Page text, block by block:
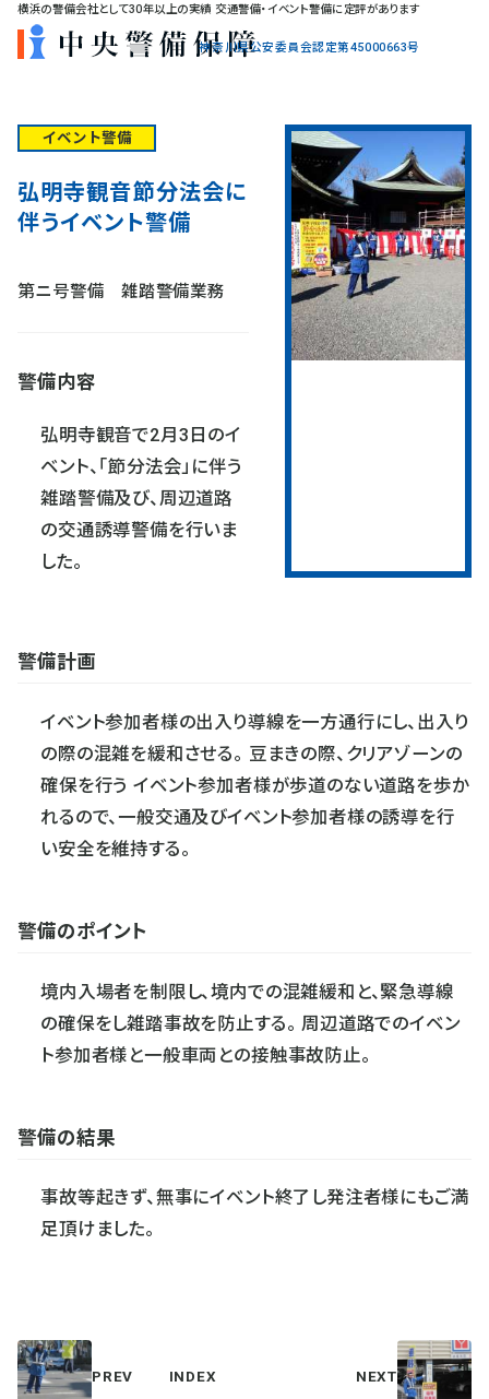
横浜の警備会社として30年以上の実績 交通警備・イベント警備に定評があります
神奈川県公安委員会認定第45000663号
イベント警備
弘明寺観音節分法会に
伴うイベント警備
第ニ号警備 雑踏警備業務
警備内容
弘明寺観音で2月3日のイ
ベント、「節分法会」に伴う
雑踏警備及び、周辺道路
の交通誘導警備を行いま
した。
警備計画
イベント参加者様の出入り導線を一方通行にし、出入り
の際の混雑を緩和させる。 豆まきの際、クリアゾーンの
確保を行う イベント参加者様が歩道のない道路を歩か
れるので、一般交通及びイベント参加者様の誘導を行
い安全を維持する。
警備のポイント
境内入場者を制限し、境内での混雑緩和と、緊急導線
の確保をし雑踏事故を防止する。 周辺道路でのイベン
ト参加者様と一般車両との接触事故防止。
警備の結果
事故等起きず、無事にイベント終了し発注者様にもご満
足頂けました。
PREV INDEX NEXT